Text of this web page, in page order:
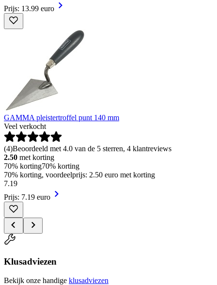
Prijs: 13.99 euro
GAMMA pleistertroffel punt 140 mm
Veel verkocht
(4)Beoordeeld met 4.0 van de 5 sterren, 4 klantreviews
2.50 met korting
70% korting70% korting
70% korting, voordeelprijs: 2.50 euro met korting
7.19
Prijs: 7.19 euro
Klusadviezen
Bekijk onze handige klusadviezen